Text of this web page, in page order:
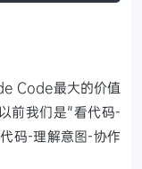
Code最大的价值
前我们是"看代码-
码-理解意图-协作